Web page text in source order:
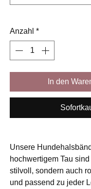
Anzahl *
In den
Unsere
hochwertigem Tau
stilvoll, sondern auch
und passend zu jeder